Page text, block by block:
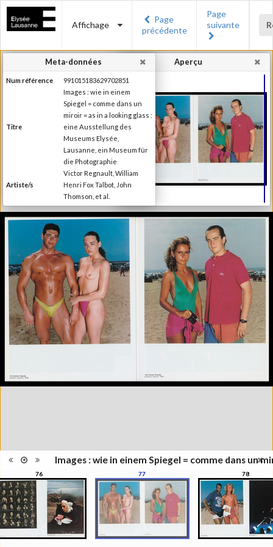
Affichage
Page
précédente
Page
suivante
Images : wie in einem Spiegel = comme dans un
76 77 78
Aperçu
Meta-données
Num référence 991015183629702851
Titre
Images : wie in einem
Spiegel = comme dans un
miroir = as in a looking glass :
eine Ausstellung des
Museums Elysée,
Lausanne, ein Museum für
die Photographie
Artiste/s
Victor Regnault, William
Henri Fox Talbot, John
Thomson, et al.
Auteur/s de la
Charles-Henri Favrod
(Préface), Nikolas
Kerkenrath (Introduction)
Ed. Braus
Lieu d'édition
Heidelberg
Date d'édition
1994
Série/Collection
Collection du Musée de
l'Elysée, Lausanne
Catégorie
Musées, colletions,
expositions
Type de reliure
Broché
Nombre
d'images
152
Nombre de
152 pages